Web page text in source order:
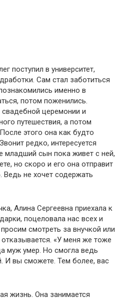
поступил в университет,
Сам стал заботиться
именно в
потом поженились.
свадебной церемонии и
путешествия, а потом
этого она как будто
редко, интересуется
младший сын пока живет с ней,
но скоро и его она отправит
Ведь не хочет содержать
Алина Сергеевна приехала к
поцеловала нас всех и
смотреть за внучкой или
«У меня же тоже
муж умер. Но смогла ведь
И вы сможете. Тем более, вас
жизнь. Она занимается